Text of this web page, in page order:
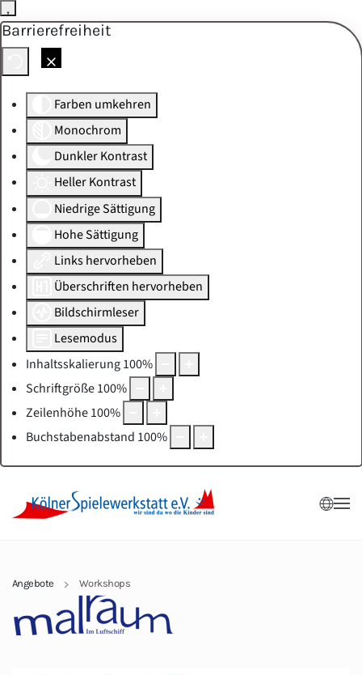
Barrierefreiheit
Farben umkehren
Monochrom
Dunkler Kontrast
Heller Kontrast
Niedrige Sättigung
Hohe Sättigung
Links hervorheben
Überschriften hervorheben
Bildschirmleser
Lesemodus
Inhaltsskalierung100%
Schriftgröße100%
Zeilenhöhe100%
Buchstabenabstand 100%
Skip to main content
Angebote Workshops